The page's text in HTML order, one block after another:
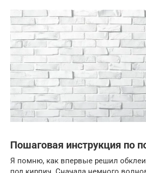
Пошаговая инструкция по
Я помню, как впервые решил